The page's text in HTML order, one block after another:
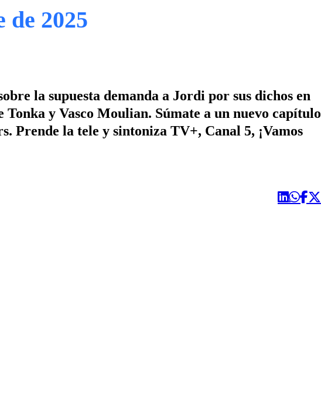
de 2025
la supuesta demanda a Jordi por sus dichos en
Tonka y Vasco Moulian. Súmate a un nuevo capítulo
Prende la tele y sintoniza TV+, Canal 5, ¡Vamos